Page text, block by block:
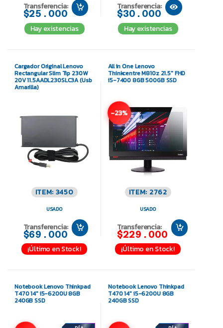
Transferencia:
$25.000
Hay existencias
Transferencia:
$30.000
Hay existencias
Cargador Original Lenovo
Rectangular Slim Tip 230W
20V 11.5AADL230SLC3A (Usb
Amarilla)
ITEM: 3450
USADO
Transferencia:
$69.000
¡Último en Stock!
All in One Lenovo
Thinkcentre M810z 21.5″ FHD
i5-7400 8GB 500GB SSD
-23%
ITEM: 2762
USADO
Transferencia:
$229.000
¡Último en Stock!
Notebook Lenovo Thinkpad
T470 14″ i5-6200U 8GB
240GB SSD
Notebook Lenovo Thinkpad
T470 14″ i5-6200U 8GB
240GB SSD